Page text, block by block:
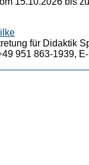
für Didaktik
951 863-1939,